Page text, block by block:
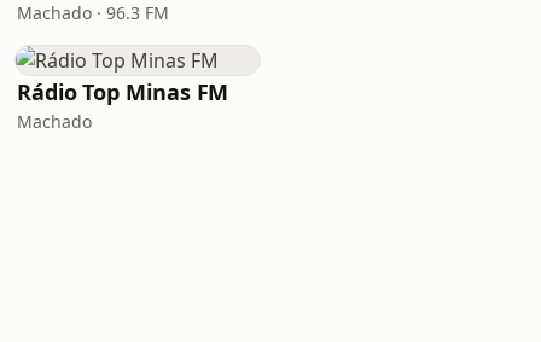
Machado · 96.3 FM
Rádio Top Minas FM
Machado